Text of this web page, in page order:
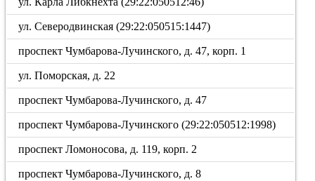
ул. Северодвинская (29:22:050515:1447)
проспект Чумбарова-Лучинского, д. 47, корп. 1
ул. Поморская, д. 22
проспект Чумбарова-Лучинского, д. 47
проспект Чумбарова-Лучинского (29:22:050512:1998)
проспект Ломоносова, д. 119, корп. 2
проспект Чумбарова-Лучинского, д. 8